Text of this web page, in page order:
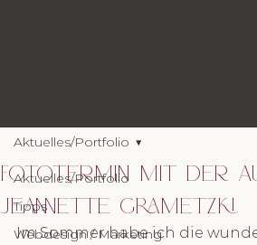
Aktuelles/Portfolio
Tipps
Webdesign / Marketing
Aktuelles/Portfolio
Fototermin mit der
Jeannette Grametzki
Im Sommer habe ich die